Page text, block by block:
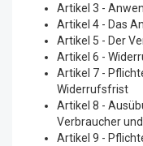
Artikel 3 -
Artikel 4 - Das
Artikel 5 - Der
Artikel 6 -
Artikel 7 -
Widerrufsfrist
Artikel 8 -
Verbraucher
Artikel 9 -